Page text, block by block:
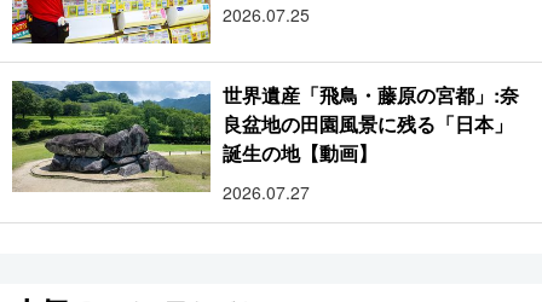
2026.07.25
世界遺産「飛鳥・藤原の宮都」:奈
良盆地の田園風景に残る「日本」
誕生の地【動画】
2026.07.27